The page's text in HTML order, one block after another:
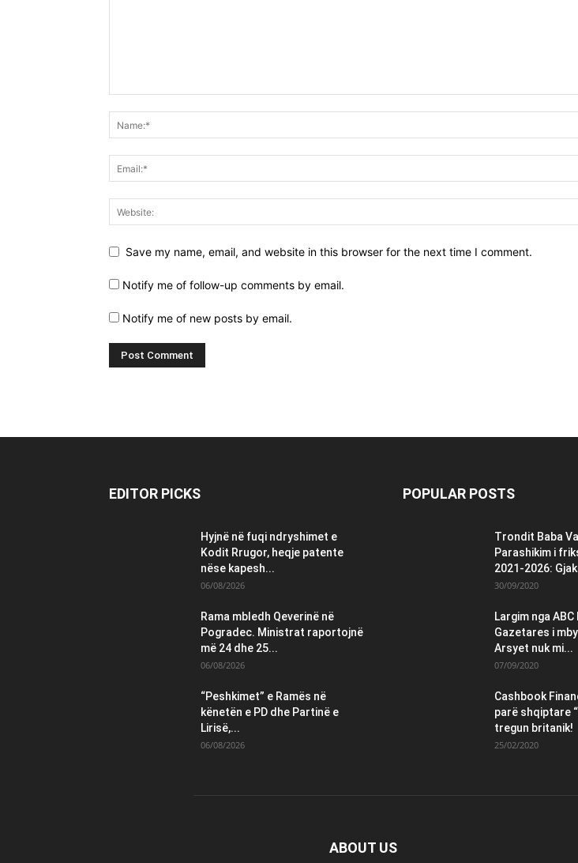
Save my name, email, and website in this browser for the next time I comment.
Notify me of follow-up comments by email.
Notify me of new posts by email.
EDITOR PICKS
Hyjnë në fuqi ndryshimet e
Kodit Rrugor, heqje patente
nëse kapesh...
06/08/2026
Rama mbledh Qeverinë në
Pogradec. Ministrat raportojnë
më 24 dhe 25...
06/08/2026
“Peshkimet” e Ramës në
kënetën e PD dhe Partinë e
Lirisë,...
06/08/2026
POPULAR POSTS
Trondit Baba
Parashikim i
2021-2026:
30/09/2020
Largim nga ABC
Gazetares i
Arsyet nuk mi...
07/09/2020
Cashbook
parë shqiptare
tregun britanik!
25/02/2020
ABOUT US